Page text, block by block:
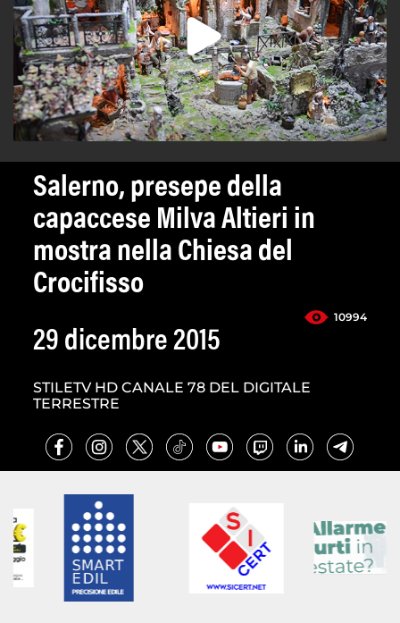
Salerno, presepe della
capaccese Milva Altieri in
mostra nella Chiesa del
Crocifisso
10994
29 dicembre 2015
STILETV HD CANALE 78 DEL DIGITALE
TERRESTRE